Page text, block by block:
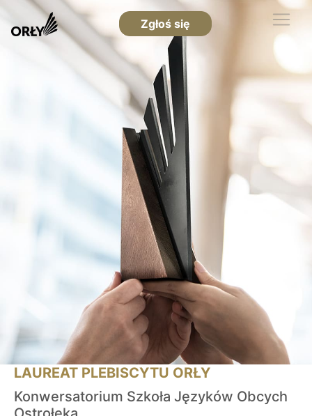
Zgłoś się
LAUREAT PLEBISCYTU ORŁY
Konwersatorium Szkoła Języków Obcych